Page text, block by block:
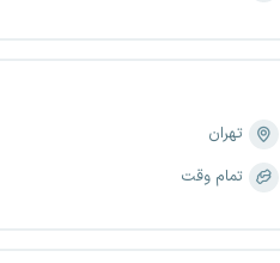
تهران
تمام وقت